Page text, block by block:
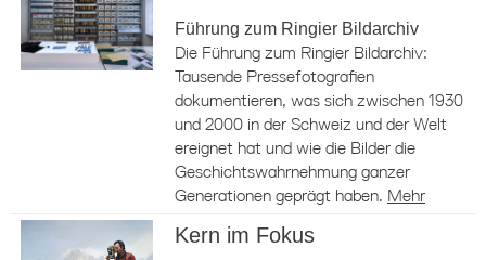
Führung zum Ringier Bildarchiv
Die Führung zum Ringier Bildarchiv:
Tausende Pressefotografien
dokumentieren, was sich zwischen 1930
und 2000 in der Schweiz und der Welt
ereignet hat und wie die Bilder die
Geschichtswahrnehmung ganzer
Generationen geprägt haben. Mehr
Kern im Fokus